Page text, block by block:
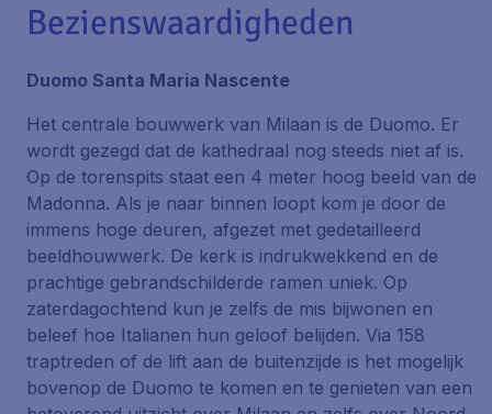
Bezienswaardigheden
Duomo Santa Maria Nascente
Het centrale bouwwerk van Milaan is de Duomo. Er
wordt gezegd dat de kathedraal nog steeds niet af is.
Op de torenspits staat een 4 meter hoog beeld van de
Madonna. Als je naar binnen loopt kom je door de
immens hoge deuren, afgezet met gedetailleerd
beeldhouwwerk. De kerk is indrukwekkend en de
prachtige gebrandschilderde ramen uniek. Op
zaterdagochtend kun je zelfs de mis bijwonen en
beleef hoe Italianen hun geloof belijden. Via 158
traptreden of de lift aan de buitenzijde is het mogelijk
bovenop de Duomo te komen en te genieten van een